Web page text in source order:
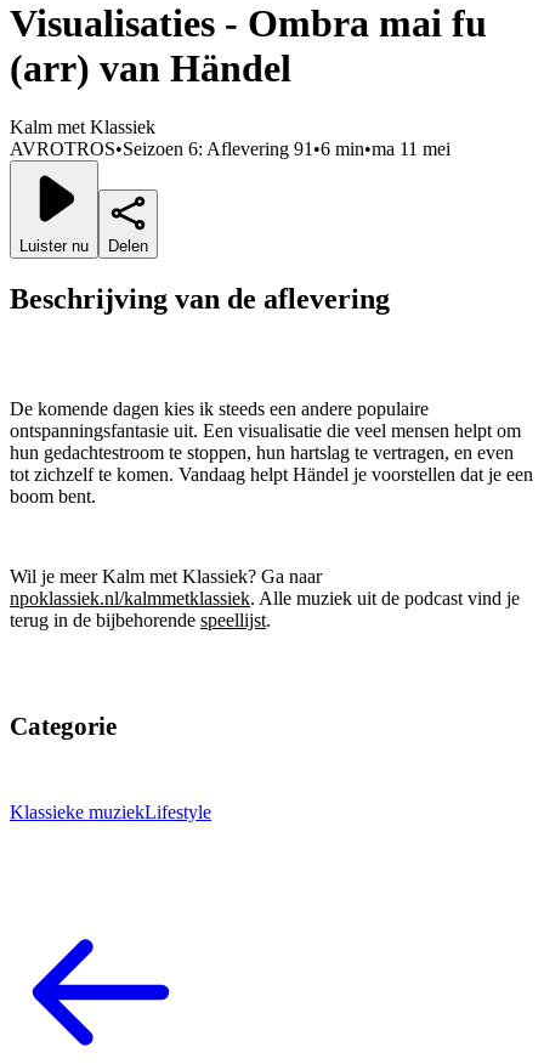
Visualisaties - Ombra mai fu
(arr) van Händel
Kalm met Klassiek
AVROTROS•Seizoen 6: Aflevering 91•6 min•ma 11 mei
Luister nu Delen
Beschrijving van de aflevering
De komende dagen kies ik steeds een andere populaire
ontspanningsfantasie uit. Een visualisatie die veel mensen helpt om
hun gedachtestroom te stoppen, hun hartslag te vertragen, en even
tot zichzelf te komen. Vandaag helpt Händel je voorstellen dat je een
boom bent.
Wil je meer Kalm met Klassiek? Ga naar
npoklassiek.nl/kalmmetklassiek. Alle muziek uit de podcast vind je
terug in de bijbehorende speellijst.
Categorie
Klassieke muziekLifestyle